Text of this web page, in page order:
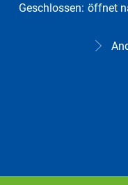
Klicken, um weitere
Geschlossen: öffnet